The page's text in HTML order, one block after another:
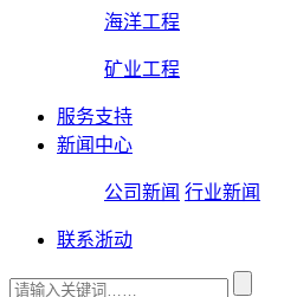
海洋工程
矿业工程
服务支持
新闻中心
公司新闻 行业新闻
联系浙动